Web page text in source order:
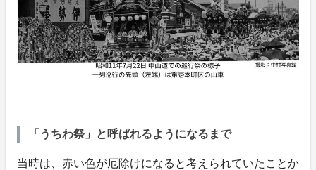
「うちわ祭」と呼ばれるようになるまで
当時は、赤い色が厄除けになると考えられていたことか